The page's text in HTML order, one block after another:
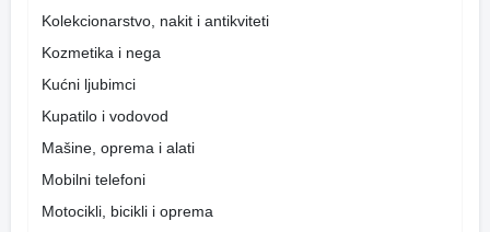
Kolekcionarstvo, nakit i antikviteti
Kozmetika i nega
Kućni ljubimci
Kupatilo i vodovod
Mašine, oprema i alati
Mobilni telefoni
Motocikli, bicikli i oprema